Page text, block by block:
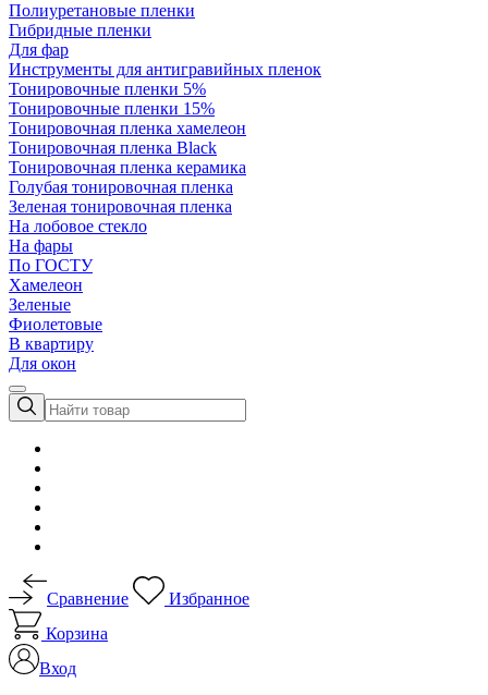
Полиуретановые пленки
Гибридные пленки
Для фар
Инструменты для антигравийных пленок
Тонировочные пленки 5%
Тонировочные пленки 15%
Тонировочная пленка хамелеон
Тонировочная пленка Black
Тонировочная пленка керамика
Голубая тонировочная пленка
Зеленая тонировочная пленка
На лобовое стекло
На фары
По ГОСТУ
Хамелеон
Зеленые
Фиолетовые
В квартиру
Для окон
Сравнение
Избранное
Корзина
Вход